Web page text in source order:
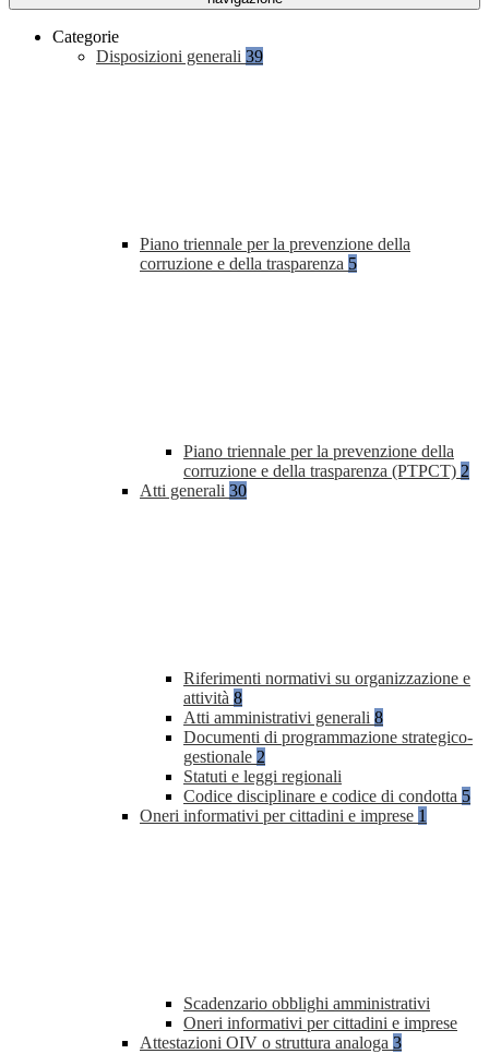
Categorie
Disposizioni generali 39
Piano triennale per la prevenzione della
corruzione e della trasparenza 5
Piano triennale per la prevenzione della
corruzione e della trasparenza (PTPCT) 2
Atti generali 30
Riferimenti normativi su organizzazione e
attività 8
Atti amministrativi generali 8
Documenti di programmazione strategico-
gestionale 2
Statuti e leggi regionali
Codice disciplinare e codice di condotta 5
Oneri informativi per cittadini e imprese 1
Scadenzario obblighi amministrativi
Oneri informativi per cittadini e imprese
Attestazioni OIV o struttura analoga 3